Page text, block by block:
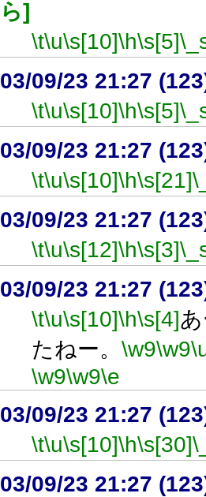
ら]
\t\u\s[10]\h\s[5]
03/09/23 21:27
\t\u\s[10]\h\s[5]
03/09/23 21:27
\t\u\s[10]\h\s[21]
03/09/23 21:27
\t\u\s[12]\h\s[3]
03/09/23 21:27
\t\u\s[10]\h\s[4]
たねー。 \w9\w9
\w9\w9\e
03/09/23 21:27
\t\u\s[10]\h\s[30]
03/09/23 21:27